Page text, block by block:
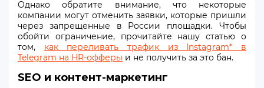
Однако обратите внимание, что некоторые
компании могут отменить заявки, которые пришли
через запрещенные в России площадки. Чтобы
обойти ограничение, прочитайте нашу статью о
том, как переливать трафик из Instagram* в
Telegram на HR-офферы и не получить за это бан.
SEO и контент-маркетинг